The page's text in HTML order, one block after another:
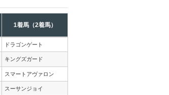
1着馬（2着馬）
ドラゴンゲート
キングズガード
スマートアヴァロン
スーサンジョイ